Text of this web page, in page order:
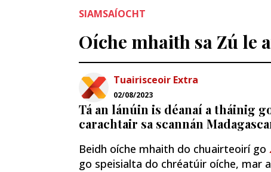
SIAMSAÍOCHT
Oíche mhaith sa Zú le
Tuairisceoir Extra
02/08/2023
Tá an lánúin is déanaí a tháinig
carachtair sa scannán
Beidh oíche mhaith do chuairteoirí go
go speisialta do chréatúir oíche, mar